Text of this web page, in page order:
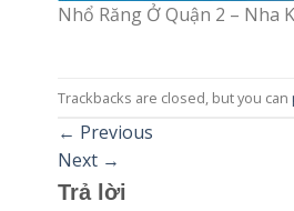
Nhổ Răng Ở Quận 2 – Nha
Trackbacks are closed, but you can
← Previous
Next →
Trả lời